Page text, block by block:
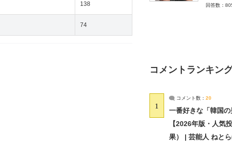
138
74
回答数：
コメントランキン
1
コメント数： 20
一番好きな「韓国の
【2026年版・人気
果） | 芸能人 ねと